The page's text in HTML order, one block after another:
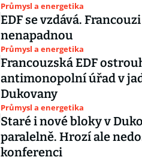
Průmysl a energetika
EDF se vzdává.
nenapadnou
Průmysl a energetika
Francouzská EDF
antimonopolní úřad v
Dukovany
Průmysl a energetika
Staré i nové bloky v
paralelně. Hrozí ale
konferenci